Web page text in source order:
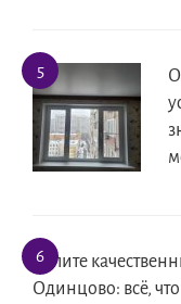
Купите
Одинцово: всё,